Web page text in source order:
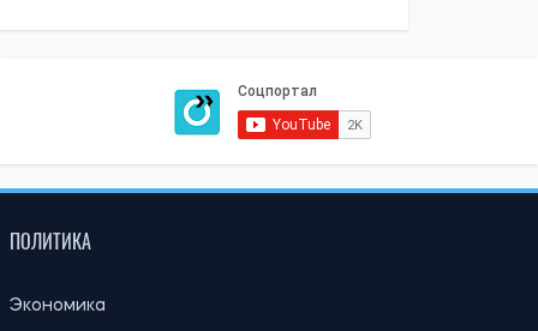
ПОЛИТИКА
Экономика